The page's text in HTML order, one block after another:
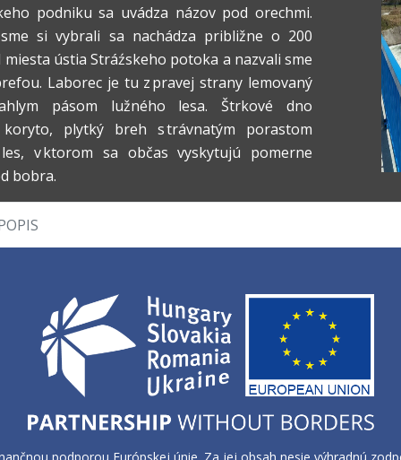
podniku sa uvádza názov pod orechmi.
si vybrali sa nachádza približne o 200
ústia Stráźskeho potoka a nazvali sme
Laborec je tu z pravej strany lemovaný
pásom lužného lesa. Štrkové dno
koryto, plytký breh s trávnatým porastom
v ktorom sa občas vyskytujú pomerne
bobra.